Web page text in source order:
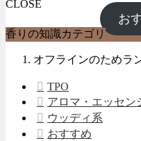
CLOSE
お
香りの知識カテゴリ
オフラインのためラ
TPO
アロマ・エッセン
ウッディ系
おすすめ